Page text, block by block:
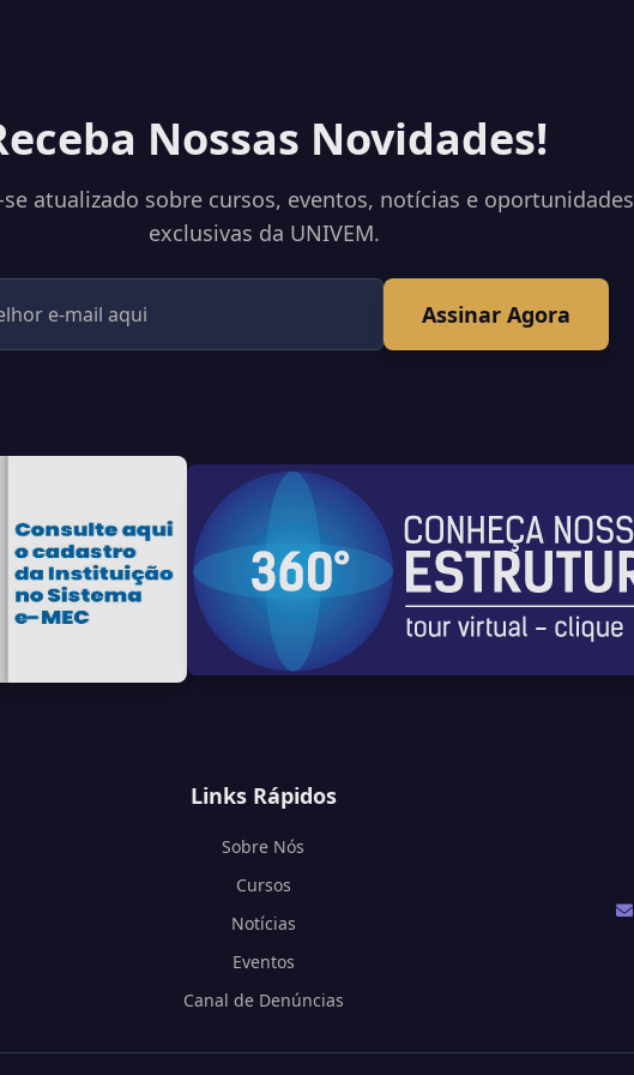
Nossas Novidades!
atualizado sobre cursos, eventos, notícias e oportunidades
exclusivas da UNIVEM.
Assinar Agora
Links Rápidos
Sobre Nós
Cursos
Notícias
Eventos
Canal de Denúncias